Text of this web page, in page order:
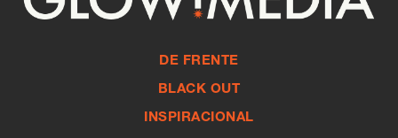
DE FRENTE
BLACK OUT
INSPIRACIONAL